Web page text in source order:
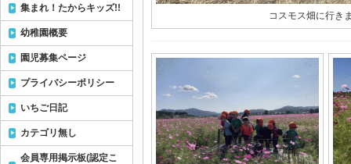
コスモス畑に行き
集まれ！たからキッズ!!
幼稚園概要
園児募集ページ
プライバシーポリシー
いちご日記
カテゴリ無し
会員専用掲示板(認定こ